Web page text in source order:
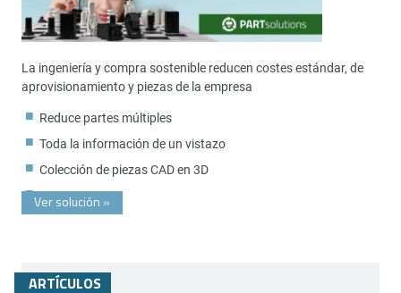
La ingeniería y compra sostenible reducen costes estándar, de
aprovisionamiento y piezas de la empresa
Reduce partes múltiples
Toda la información de un vistazo
Colección de piezas CAD en 3D
Ver solución »
ARTÍCULOS